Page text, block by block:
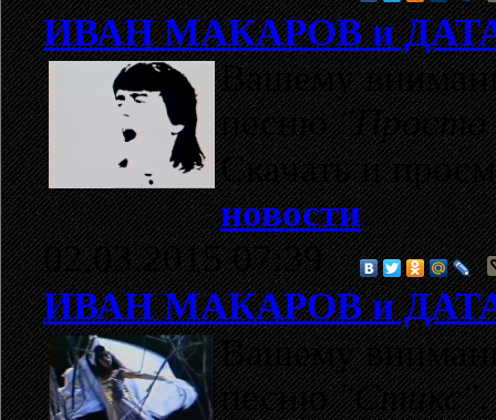
ИВАН МАКАРОВ и
Вашему
песню"Просто
Скачать и
новости.
02.03.2015 07:39
ИВАН МАКАРОВ и
Вашему
песню"Стикс".